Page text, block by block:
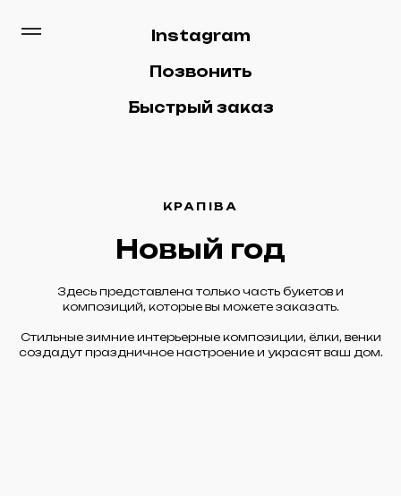
Instagram
Позвонить
Быстрый заказ
КРАПIВА
Новый год
Здесь представлена только часть букетов и
композиций, которые вы можете заказать.
Стильные зимние интерьерные композиции, ёлки, венки
создадут праздничное настроение и украсят ваш дом.